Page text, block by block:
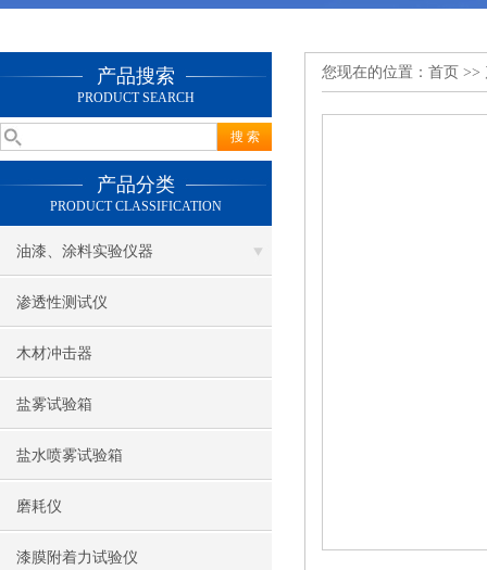
产品搜索
PRODUCT SEARCH
产品分类
PRODUCT CLASSIFICATION
油漆、涂料实验仪器
渗透性测试仪
木材冲击器
盐雾试验箱
盐水喷雾试验箱
磨耗仪
漆膜附着力试验仪
您现在的位置： 首页 >>